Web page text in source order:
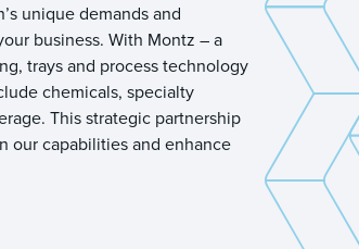
unique demands and
business. With Montz – a
trays and process technology
chemicals, specialty
This strategic partnership
our capabilities and enhance